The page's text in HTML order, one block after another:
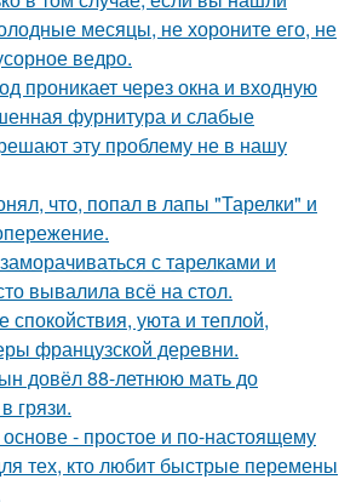
месяцы, не хороните его, не
ведро.
проникает через окна и входную
фурнитура и слабые
эту проблему не в нашу
что, попал в лапы "Тарелки" и
с тарелками и
вывалила всё на стол.
уюта и теплой,
французской деревни.
довёл 88-летнюю мать до
грязи.
- простое и по-настоящему
тех, кто любит быстрые перемены